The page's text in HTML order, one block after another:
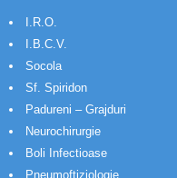
I.R.O.
I.B.C.V.
Socola
Sf. Spiridon
Padureni – Grajduri
Neurochirurgie
Boli Infectioase
Pneumoftiziologie